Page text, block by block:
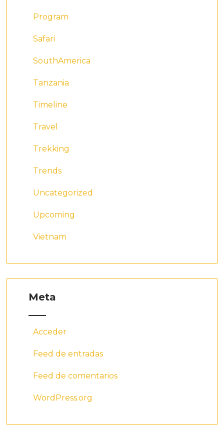
Program
Safari
SouthAmerica
Tanzania
Timeline
Travel
Trekking
Trends
Uncategorized
Upcoming
Vietnam
Meta
Acceder
Feed de entradas
Feed de comentarios
WordPress.org